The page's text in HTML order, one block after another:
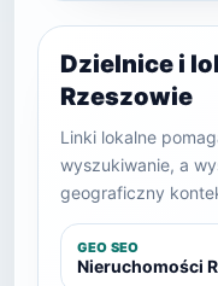
Dzielnice i
Rzeszowie
Linki lokalne
wyszukiwanie, a
geograficzny
GEO SEO
Nieruchomości